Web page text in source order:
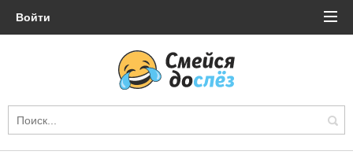
Войти